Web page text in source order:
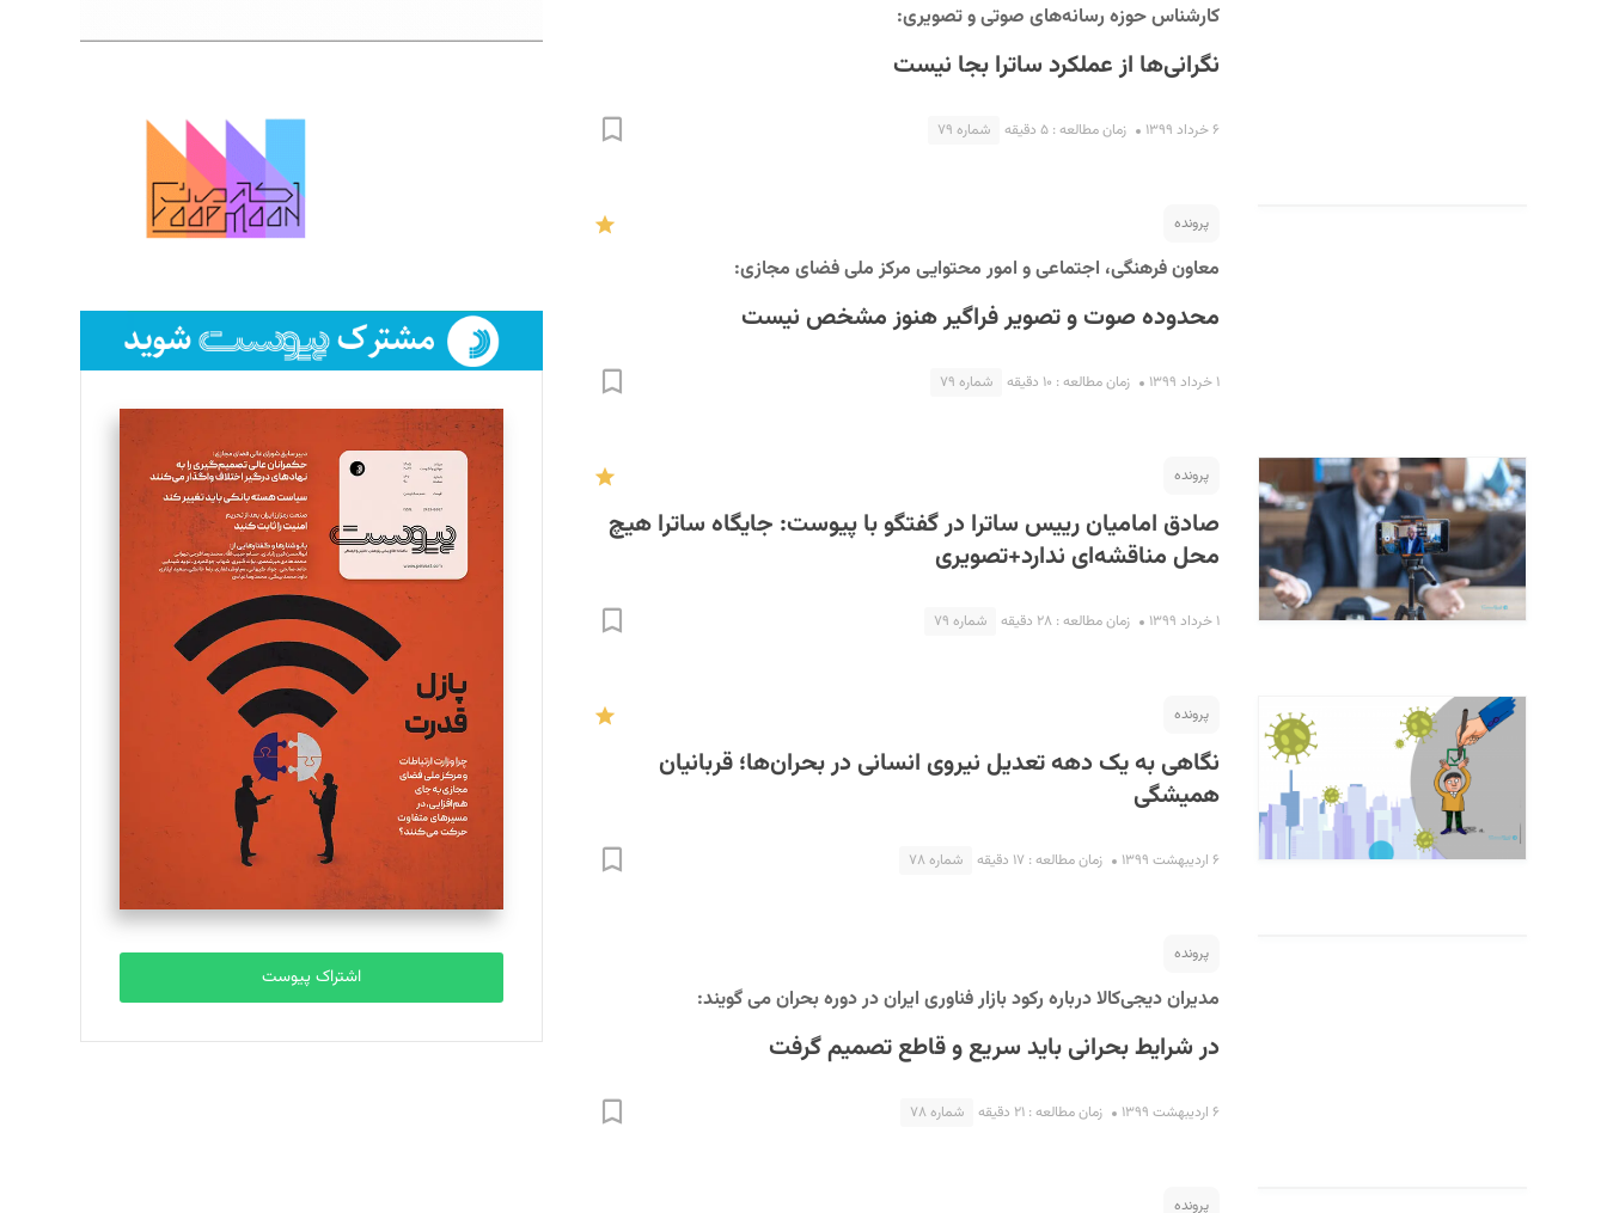
کارشناس حوزه رسانه‌های صوتی و تصویری:
نگرانی‌ها از عملکرد ساترا بجا نیست
۶ خرداد ۱۳۹۹ زمان مطالعه : ۵ دقیقه شماره ۷۹
پرونده
معاون فرهنگی، اجتماعی و امور محتوایی مرکز ملی فضای مجازی:
محدوده صوت و تصویر فراگیر هنوز مشخص نیست
۱ خرداد ۱۳۹۹ زمان مطالعه : ۱۰ دقیقه شماره ۷۹
پرونده
صادق امامیان رییس ساترا در گفتگو با پیوست: جایگاه ساترا هیچ
محل مناقشه‌ای ندارد+تصویری
۱ خرداد ۱۳۹۹ زمان مطالعه : ۲۸ دقیقه شماره ۷۹
پرونده
نگاهی به یک دهه تعدیل نیروی انسانی در بحران‌ها؛ قربانیان
همیشگی
۶ اردیبهشت ۱۳۹۹ زمان مطالعه : ۱۷ دقیقه شماره ۷۸
پرونده
مدیران دیجی‌کالا درباره رکود بازار فناوری ایران در دوره بحران می گویند:
در شرایط بحرانی باید سریع و قاطع تصمیم گرفت
۶ اردیبهشت ۱۳۹۹ زمان مطالعه : ۲۱ دقیقه شماره ۷۸
پرونده
اشتراک پیوست